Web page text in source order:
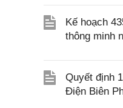
Kế hoạch
thông minh
Quyết định
Điện Biên